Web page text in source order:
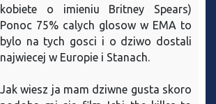
kobiete o imieniu Britney Spears)
Ponoc 75% calych glosow w EMA to
bylo na tych gosci i o dziwo dostali
najwiecej w Europie i Stanach.
Jak wiesz ja mam dziwne gusta skoro